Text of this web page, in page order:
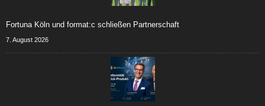
Fortuna Köln und format:c schließen Partnerschaft
7. August 2026